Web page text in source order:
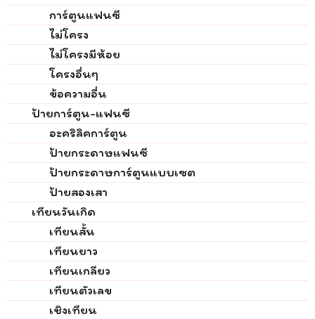
การ์ตูนแฟนซี
ไม่โครง
ไม่โครงมีห้อย
โครงอื่นๆ
ข้อความอื่น
ป้ายการ์ตูน-แฟนซี
อะคริลิคการ์ตูน
ป้ายกระดาษแฟนซี
ป้ายกระดาษการ์ตูนแบบเซต
ป้ายสองเสา
เทียนวันเกิด
เทียนสั้น
เทียนยาว
เทียนเกลียว
เทียนตัวเลข
เชิงเทียน